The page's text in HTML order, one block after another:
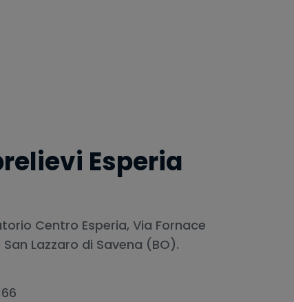
Esperia
Centro Esperia, Via Fornace
Lazzaro di Savena (BO).